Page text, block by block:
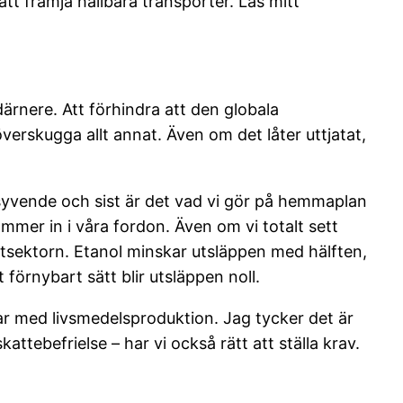
Att förhindra att den globala
allt annat. Även om det låter uttjatat,
och sist är det vad vi gör på hemmaplan
in i våra fordon. Även om vi totalt sett
Etanol minskar utsläppen med hälften,
förnybart sätt blir utsläppen noll.
med livsmedelsproduktion. Jag tycker det är
– har vi också rätt att ställa krav.